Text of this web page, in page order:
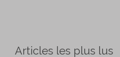
Articles les plus lus